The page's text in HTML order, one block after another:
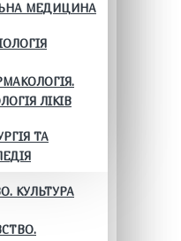
МЕДИЦИНА
ЛІКІВ
ТА
КУЛЬТУРА